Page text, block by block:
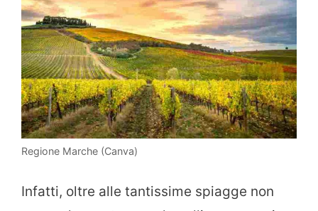
Regione Marche (Canva)
Infatti, oltre alle tantissime spiagge non